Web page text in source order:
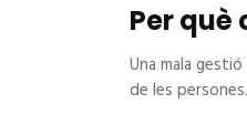
Per
Una mala
de les